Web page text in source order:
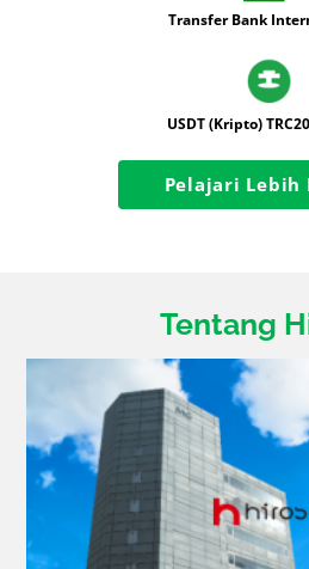
Transfer Bank
USDT (Kripto)
Pelajari Lebih
Tentang